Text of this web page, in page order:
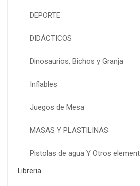
DEPORTE
DIDÁCTICOS
Dinosaurios, Bichos y Granja
Inflables
Juegos de Mesa
MASAS Y PLASTILINAS
Pistolas de agua Y Otros
Libreria